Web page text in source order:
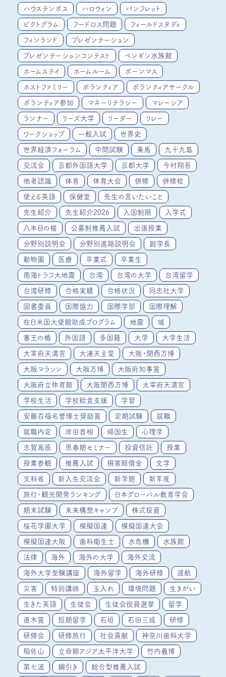
ハウステンボス ハロウィン パンフレット
ピクトグラム フードロス問題 フィールドスタディ
フィンランド プレゼンテーション
プレゼンテーションコンテスト ペンギン水族館
ホームステイ ホームルーム ボーンマス
ホストファミリー ボランティア ボランティアサークル
ボランティア参加 マネーリテラシー マレーシア
ランナー リーズ大学 リーダー リレー
ワークショップ 一般入試 世界史
世界経済フォーラム 中間試験 乗馬 九十九島
交流会 京都外国語大学 京都大学 今村翔吾
他者認識 体育 体育大会 併修 併修校
使える英語 保健室 先生の言いたいこと
先生紹介 先生紹介2026 入国制限 入学式
八本目の槍 公募制推薦入試 出張授業
分野別説明会 分野別進路説明会 副学長
動物園 医療 卒業式 卒業生
南海トラフ大地震 台湾 台湾の大学 台湾留学
台湾研修 合格実績 合格状況 同志社大学
図書委員 国際協力 国際学部 国際理解
在日米国大使館助成プログラム 地震 城
塞王の楯 外国語 多国籍 大学 大学生活
大宰府天満宮 大浦天主堂 大阪・関西万博
大阪マラソン 大阪万博 大阪府知事賞
大阪府立体育館 大阪関西万博 太宰府天満宮
学校生活 学校給食支援 学習
安藤百福名誉博士奨励賞 定期試験 就職
就職内定 岸田首相 帰国生 心理学
志賀高原 思春期セミナー 投資信託 授業
授業参観 推薦入試 損害賠償金 文学
文科省 新入生交流会 新学期 新年度
旅行・観光開発ランキング 日本グローバル教育学会
期末試験 未来構想キャンプ 株式投資
桜花学園大学 模擬国連 模擬国連大会
模擬国連大阪 歯科衛生士 水危機 水族館
法律 海外 海外の大学 海外交流
海外大学受験講座 海外留学 海外研修 渡航
災害 特別講師 玉入れ 環境問題 生きがい
生きた英語 生徒会 生徒会役員選挙 留学
直木賞 短期留学 石垣 石田三成 研修
研修会 研修旅行 社会貢献 神奈川歯科大学
稲佐山 立命館アジア太平洋大学 竹内義博
第七波 綱引き 総合型推薦入試